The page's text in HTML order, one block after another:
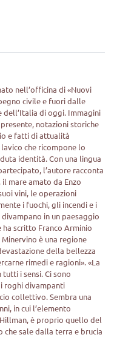
nell’officina di «Nuovi
civile e fuori dalle
dell’Italia di oggi. Immagini
notazioni storiche
e fatti di attualità
che ricompone lo
identità. Con una lingua
l’autore racconta
mare amato da Enzo
vini, le operazioni
i fuochi, gli incendi e i
in un paesaggio
ha scritto Franco Arminio
è una regione
della bellezza
rimedi e ragioni». «La
i sensi. Ci sono
roghi divampanti
collettivo. Sembra una
in cui l’elemento
è proprio quello del
che sale dalla terra e brucia